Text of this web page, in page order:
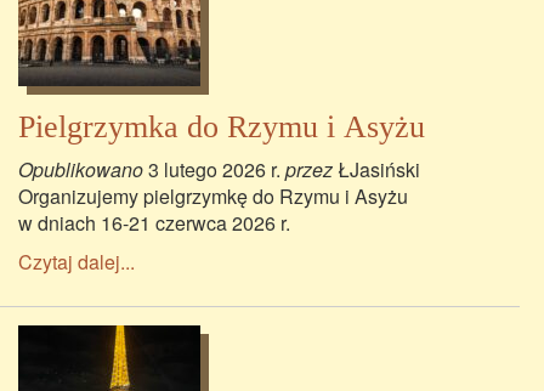
Pielgrzymka do Rzymu i Asyżu
Opublikowano3 lutego 2026 r. przez ŁJasiński
Organizujemy pielgrzymkę do Rzymu i Asyżu
w dniach 16-21 czerwca 2026 r.
Czytaj dalej...